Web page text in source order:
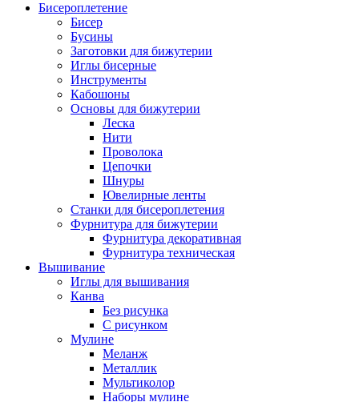
Бисероплетение
Бисер
Бусины
Заготовки для бижутерии
Иглы бисерные
Инструменты
Кабошоны
Основы для бижутерии
Леска
Нити
Проволока
Цепочки
Шнуры
Ювелирные ленты
Станки для бисероплетения
Фурнитура для бижутерии
Фурнитура декоративная
Фурнитура техническая
Вышивание
Иглы для вышивания
Канва
Без рисунка
С рисунком
Мулине
Меланж
Металлик
Мультиколор
Наборы мулине